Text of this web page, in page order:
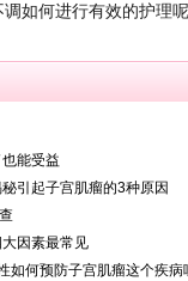
调如何进行有效的护理
能受益
引起子宫肌瘤的3种原因
因素最常见
如何预防子宫肌瘤这个疾病